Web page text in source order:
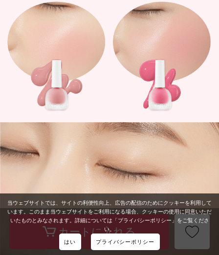
当ウェブサイトでは、サイトの利便性向上、広告の配信のためにクッキーを利用して
います。このまま当ウェブサイトをご利用になる場合、クッキーの使用に同意いただ
いたものとみなされます。詳細については「プライバシーポリシー」をご覧くださ
い。
はい プライバシーポリシー